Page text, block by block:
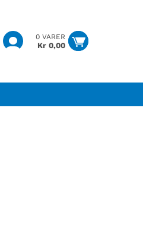
0 VARER
Kr0,00